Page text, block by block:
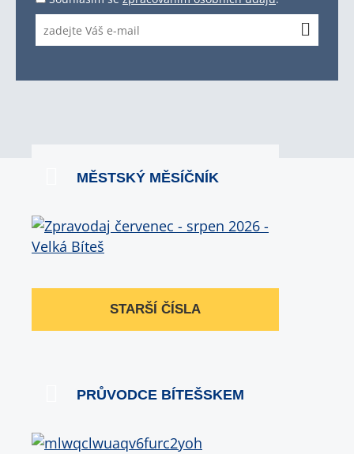
MĚSTSKÝ MĚSÍČNÍK
STARŠÍ ČÍSLA
PRŮVODCE BÍTEŠSKEM